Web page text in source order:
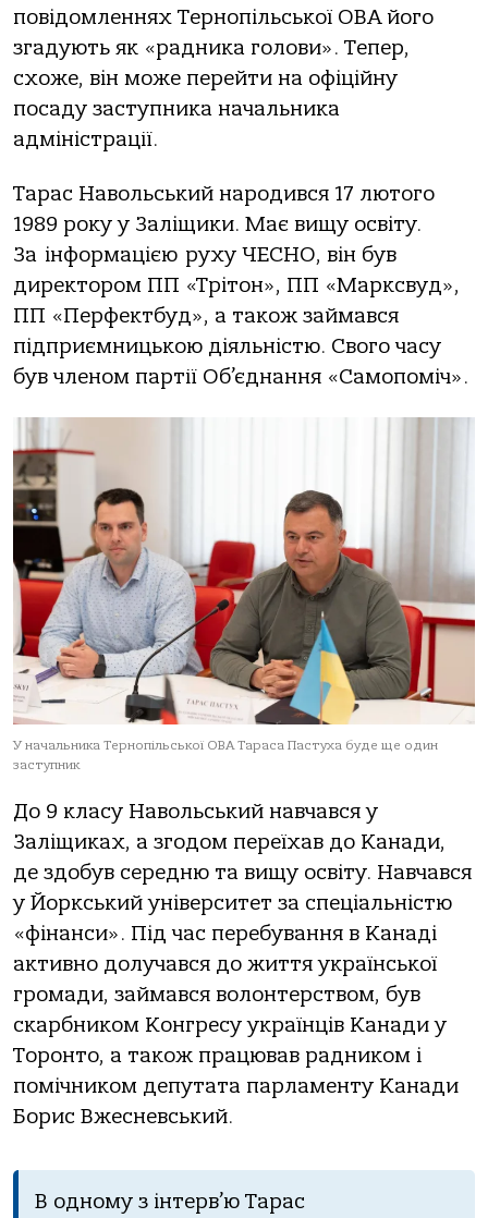
повідомленнях Тернопільської ОВА його
згадують як «радника голови». Тепер,
схоже, він може перейти на офіційну
посаду заступника начальника
адміністрації.
Тарас Навольський народився 17 лютого
1989 року у Заліщики. Має вищу освіту.
За інформацією руху ЧЕСНО, він був
директором ПП «Трітон», ПП «Марксвуд»,
ПП «Перфектбуд», а також займався
підприємницькою діяльністю. Свого часу
був членом партії Об’єднання «Самопоміч».
У начальника Тернопільської ОВА Тараса Пастуха буде ще один
заступник
До 9 класу Навольський навчався у
Заліщиках, а згодом переїхав до Канади,
де здобув середню та вищу освіту. Навчався
у Йоркський університет за спеціальністю
«фінанси». Під час перебування в Канаді
активно долучався до життя української
громади, займався волонтерством, був
скарбником Конгресу українців Канади у
Торонто, а також працював радником і
помічником депутата парламенту Канади
Борис Вжесневський.
В одному з інтерв’ю Тарас